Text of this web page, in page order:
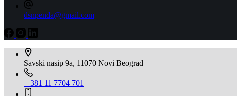
dsnpenda@gmail.com
Savski nasip 9a, 11070 Novi Beograd
+ 381 11 7704 701